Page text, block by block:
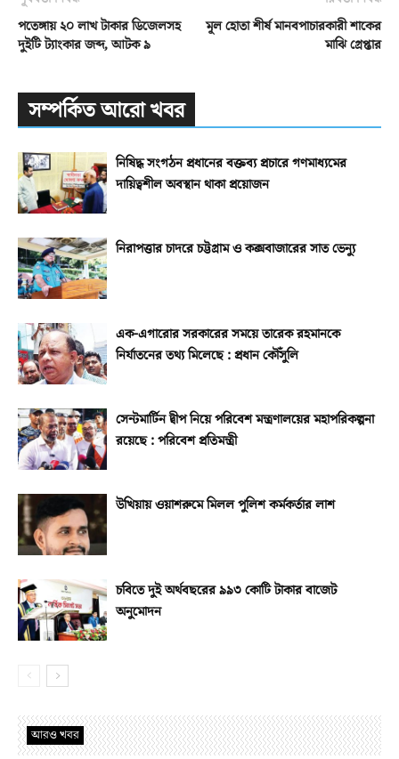
পতেঙ্গায় ২০ লাখ টাকার ডিজেলসহ
দুইটি ট্যাংকার জব্দ, আটক ৯
মূল হোতা শীর্ষ মানবপাচারকারী শাকের
মাঝি গ্রেপ্তার
সম্পর্কিত আরো খবর
নিষিদ্ধ সংগঠন প্রধানের বক্তব্য প্রচারে গণমাধ্যমের
দায়িত্বশীল অবস্থান থাকা প্রয়োজন
নিরাপত্তার চাদরে চট্টগ্রাম ও কক্সবাজারের সাত ভেন্যু
এক-এগারোর সরকারের সময়ে তারেক রহমানকে
নির্যাতনের তথ্য মিলেছে : প্রধান কৌঁসুলি
সেন্টমার্টিন দ্বীপ নিয়ে পরিবেশ মন্ত্রণালয়ের মহাপরিকল্পনা
রয়েছে : পরিবেশ প্রতিমন্ত্রী
উখিয়ায় ওয়াশরুমে মিলল পুলিশ কর্মকর্তার লাশ
চবিতে দুই অর্থবছরের ৯৯৩ কোটি টাকার বাজেট
অনুমোদন
আরও খবর